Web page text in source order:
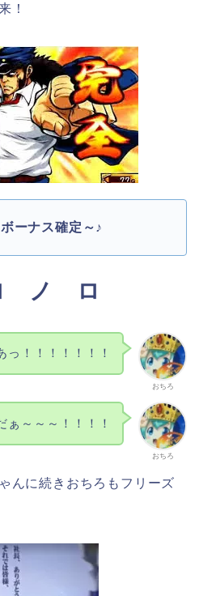
！
ーナス確定～♪
ノ ロ
おちろ
っ！！！！！！！
おちろ
ぁ～～～！！！！
んに続きおちろもフリーズ